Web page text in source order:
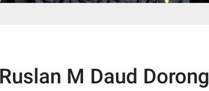
M Daud Dorong